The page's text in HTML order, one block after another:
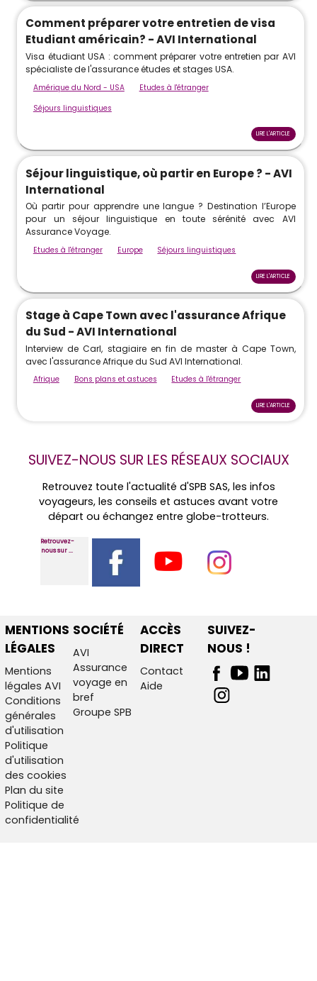
Comment préparer votre entretien de visa
Etudiant américain? - AVI International
Visa étudiant USA : comment préparer votre entretien par AVI
spécialiste de l'assurance études et stages USA.
Amérique du Nord - USA
Etudes à l'étranger
Séjours linguistiques
LIRE L'ARTICLE
Séjour linguistique, où partir en Europe ? - AVI
International
Où partir pour apprendre une langue ? Destination l’Europe
pour un séjour linguistique en toute sérénité avec AVI
Assurance Voyage.
Etudes à l'étranger Europe Séjours linguistiques
LIRE L'ARTICLE
Stage à Cape Town avec l'assurance Afrique
du Sud - AVI International
Interview de Carl, stagiaire en fin de master à Cape Town,
avec l'assurance Afrique du Sud AVI International.
Afrique Bons plans et astuces Etudes à l'étranger
LIRE L'ARTICLE
SUIVEZ-NOUS SUR LES RÉSEAUX SOCIAUX
Retrouvez toute l'actualité d'SPB SAS, les infos
voyageurs, les conseils et astuces avant votre
départ ou échangez entre globe-trotteurs.
Retrouvez-
nous sur ...
MENTIONS
LÉGALES
Mentions
légales AVI
Conditions
générales
d'utilisation
Politique
d'utilisation
des cookies
Plan du site
Politique de
confidentialité
SOCIÉTÉ
AVI
Assurance
voyage en
bref
Groupe SPB
ACCÈS
DIRECT
Contact
Aide
SUIVEZ-
NOUS !